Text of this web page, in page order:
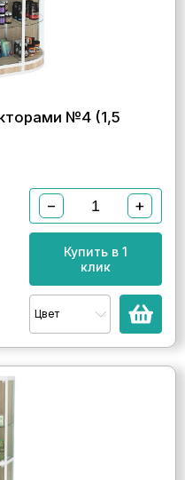
№4 (1,5
− +
Купить в 1
клик
Цвет